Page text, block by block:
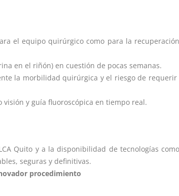
el equipo quirúrgico como para la
en el riñón) en cuestión de pocas semanas.
la morbilidad quirúrgica y el riesgo de
y guía fluoroscópica en tiempo real.
Quito y a la disponibilidad de tecnologías
seguras y definitivas.
procedimiento